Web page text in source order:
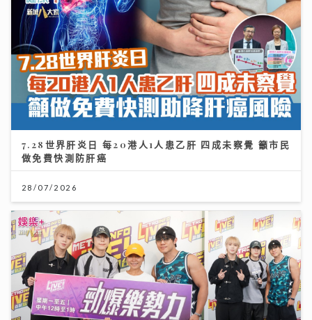
7.28世界肝炎日 每20港人1人患乙肝 四成未察覺 籲市民
做免費快測防肝癌
28/07/2026